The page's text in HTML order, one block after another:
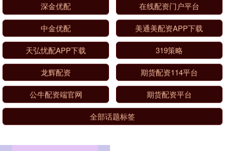
深金优配 在线配资门户平台
中金优配 美通美配资APP下载
天弘忧配APP下载 319策略
龙辉配资 期货配资114平台
公牛配资端官网 期货配资平台
全部话题标签